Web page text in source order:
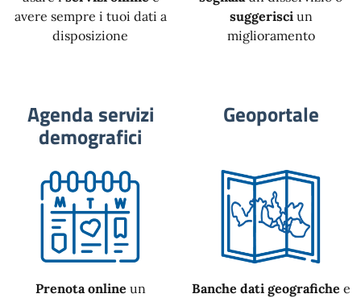
avere sempre i tuoi dati a
disposizione
suggerisciun
miglioramento
Agenda servizi
demografici
Prenota online un
Geoportale
Banche dati geografiche e